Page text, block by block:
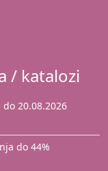
/ katalozi
20.08.2026
do 44%